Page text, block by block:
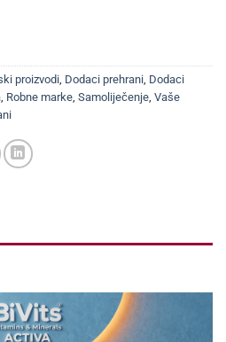
proizvodi Dodaci prehrani Dodaci
Robne marke Samoliječenje Vaše